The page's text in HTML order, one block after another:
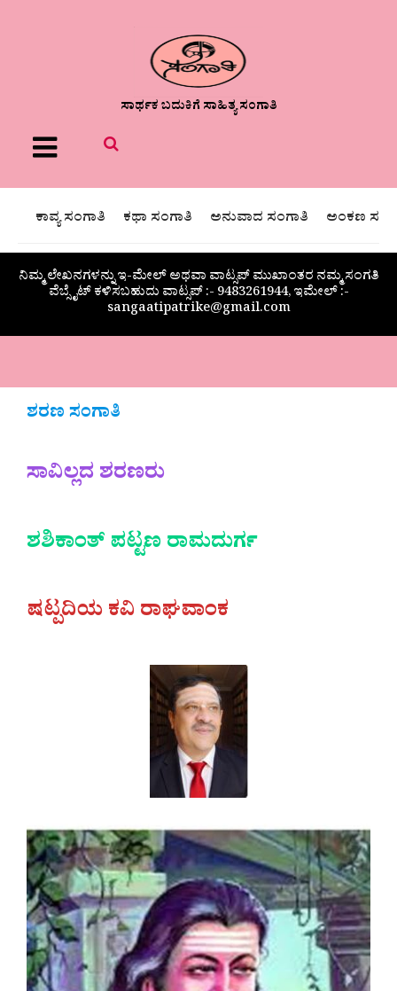
ಸಾರ್ಥಕ ಬದುಕಿಗೆ ಸಾಹಿತ್ಯ ಸಂಗಾತಿ
Menu
ಕಾವ್ಯ ಸಂಗಾತಿ ಕಥಾ ಸಂಗಾತಿ ಅನುವಾದ ಸಂಗಾತಿ ಅಂಕಣ
ನಿಮ್ಮ ಲೇಖನಗಳನ್ನು ಇ-ಮೇಲ್ ಅಥವಾ ವಾಟ್ಸಪ್ ಮುಖಾಂತರ ನಮ್ಮ ಸಂಗತಿ
ವೆಬ್ಸೈಟ್ ಕಳಿಸಬಹುದು ವಾಟ್ಸಪ್‌ :- 9483261944, ಇಮೇಲ್ :-
sangaatipatrike@gmail.com
ಶರಣ ಸಂಗಾತಿ
ಸಾವಿಲ್ಲದ ಶರಣರು
ಶಶಿಕಾಂತ್‌ ಪಟ್ಟಣ ರಾಮದುರ್ಗ
ಷಟ್ಪದಿಯ ಕವಿ ರಾಘವಾಂಕ